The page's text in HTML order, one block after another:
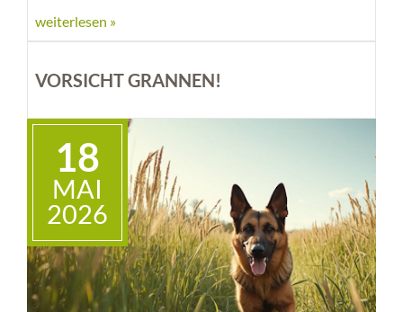
weiterlesen »
VORSICHT GRANNEN!
18
MAI
2026